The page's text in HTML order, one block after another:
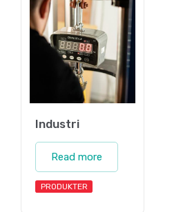
Industri
Read more
PRODUKTER